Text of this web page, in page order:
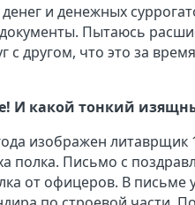
и денежных
Пытаюсь
с другом, что это за
И какой тонкий
изображен литаврщик
полка. Письмо с
от офицеров. В письме